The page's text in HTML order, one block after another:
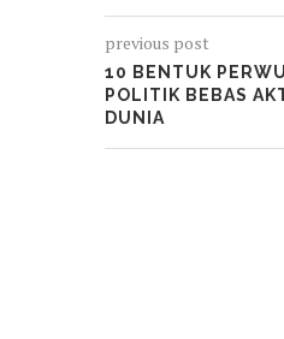
previous post
10 BENTUK
POLITIK BEBAS
DUNIA